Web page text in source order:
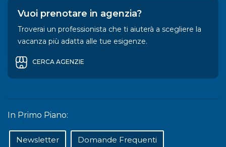
Vuoi prenotare in agenzia?
Troverai un professionista che ti aiuterà a scegliere la
vacanza più adatta alle tue esigenze.
CERCA AGENZIE
In Primo Piano:
Newsletter Domande Frequenti